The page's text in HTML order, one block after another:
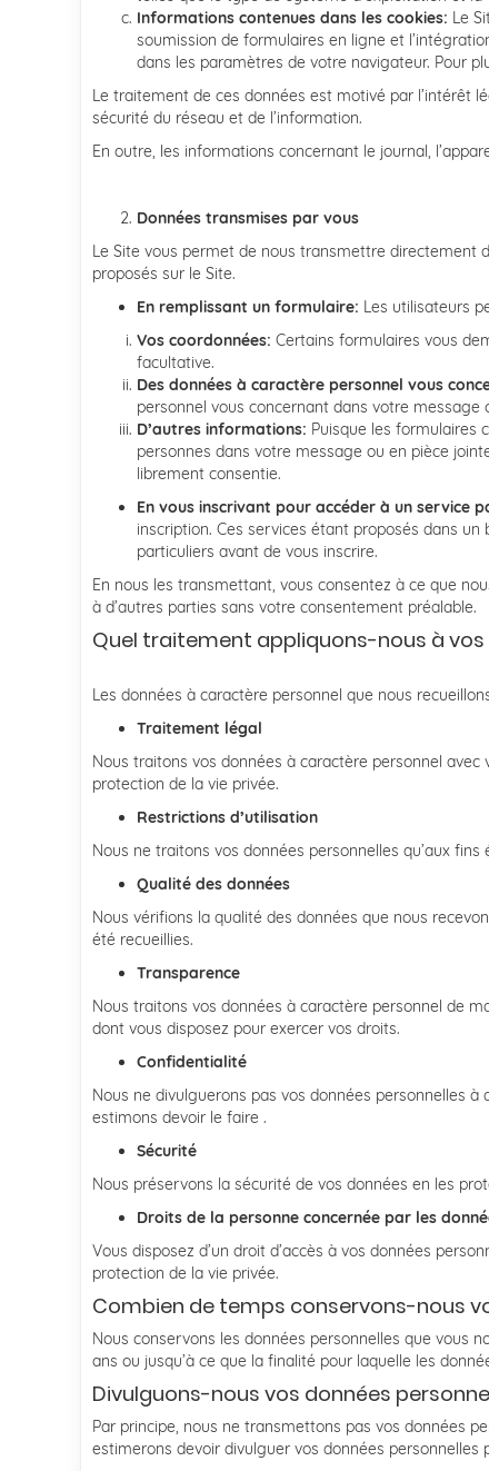
Informations contenues dans les cookies: Le
soumission de formulaires en ligne et
dans les paramètres de votre navigateur. Pour
Le traitement de ces données est motivé par l’intérêt
sécurité du réseau et de l’information.
En outre, les informations concernant le journal,
Données transmises par vous
Le Site vous permet de nous transmettre directement
proposés sur le Site.
En remplissant un formulaire: Les utilisateurs
Vos coordonnées: Certains formulaires vous
facultative.
Des données à caractère personnel vous
personnel vous concernant dans votre
D’autres informations: Puisque les formulaires
personnes dans votre message ou en pièce
librement consentie.
En vous inscrivant pour accéder à un service
inscription. Ces services étant proposés dans
particuliers avant de vous inscrire.
En nous les transmettant, vous consentez à ce que
à d’autres parties sans votre consentement préalable.
Quel traitement appliquons-nous à
Les données à caractère personnel que nous
Traitement légal
Nous traitons vos données à caractère personnel
protection de la vie privée.
Restrictions d’utilisation
Nous ne traitons vos données personnelles qu’aux
Qualité des données
Nous vérifions la qualité des données que nous
été recueillies.
Transparence
Nous traitons vos données à caractère personnel de
dont vous disposez pour exercer vos droits.
Confidentialité
Nous ne divulguerons pas vos données personnelles
estimons devoir le faire .
Sécurité
Nous préservons la sécurité de vos données en les
Droits de la personne concernée par les
Vous disposez d’un droit d’accès à vos données
protection de la vie privée.
Combien de temps conservons-nous
Nous conservons les données personnelles que vous
ans ou jusqu’à ce que la finalité pour laquelle les
Divulguons-nous vos données
Par principe, nous ne transmettons pas vos données
estimerons devoir divulguer vos données personnelles